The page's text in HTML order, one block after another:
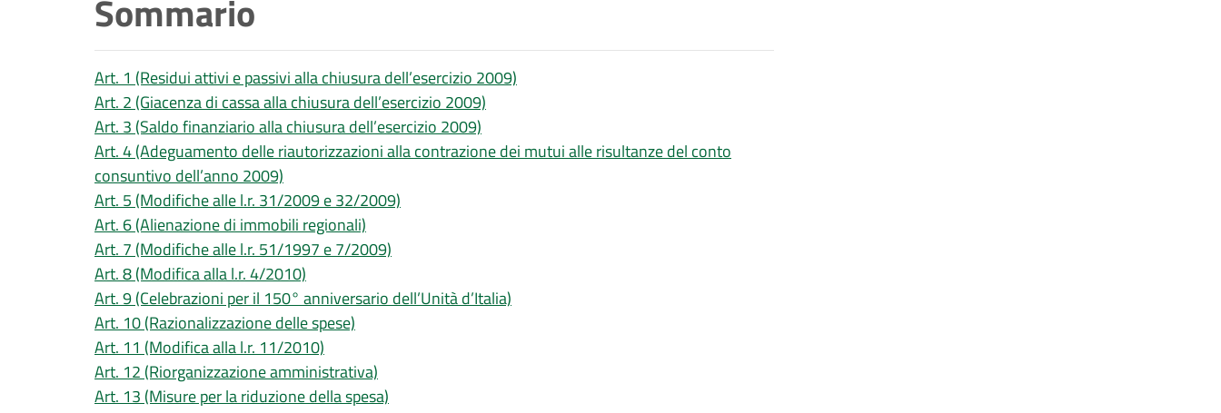
Sommario
Art. 1 (Residui attivi e passivi alla chiusura dell’esercizio 2009)
Art. 2 (Giacenza di cassa alla chiusura dell’esercizio 2009)
Art. 3 (Saldo finanziario alla chiusura dell’esercizio 2009)
Art. 4 (Adeguamento delle riautorizzazioni alla contrazione dei mutui alle risultanze del conto
consuntivo dell’anno 2009)
Art. 5 (Modifiche alle l.r. 31/2009 e 32/2009)
Art. 6 (Alienazione di immobili regionali)
Art. 7 (Modifiche alle l.r. 51/1997 e 7/2009)
Art. 8 (Modifica alla l.r. 4/2010)
Art. 9 (Celebrazioni per il 150° anniversario dell’Unità d’Italia)
Art. 10 (Razionalizzazione delle spese)
Art. 11 (Modifica alla l.r. 11/2010)
Art. 12 (Riorganizzazione amministrativa)
Art. 13 (Misure per la riduzione della spesa)